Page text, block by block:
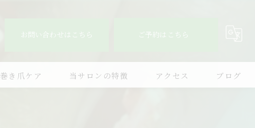
お問い合わせはこちら ご予約はこちら
巻き爪ケア 当サロンの特徴 アクセス ブログ